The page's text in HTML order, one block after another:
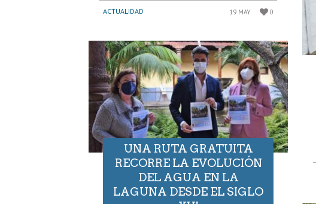
ACTUALIDAD 19 MAY 0
UNA RUTA GRATUITA
RECORRE LA EVOLUCIÓN
DEL AGUA EN LA
LAGUNA DESDE EL SIGLO